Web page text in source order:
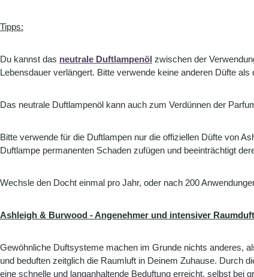
Tipps:
Du kannst das neutrale Duftlampenöl zwischen der
Lebensdauer verlängert. Bitte verwende keine anderen Düfte
Das neutrale Duftlampenöl kann auch zum Verdünnen der
Bitte verwende für die Duftlampen nur die offiziellen Düfte von
Duftlampe permanenten Schaden zufügen und beeinträchtigt
Wechsle den Docht einmal pro Jahr, oder nach 200
Ashleigh & Burwood - Angenehmer und intensiver
Gewöhnliche Duftsysteme machen im Grunde nichts anderes,
und beduften zeitglich die Raumluft in Deinem Zuhause. Durch
eine schnelle und langanhaltende Beduftung erreicht, selbst